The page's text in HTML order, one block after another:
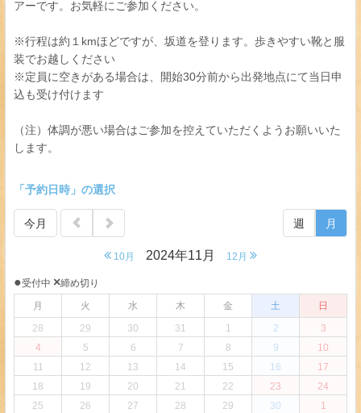
アーです。お気軽にご参加ください。
※行程は約１kmほどですが、坂道を登ります。歩きやすい靴と服
装でお越しください
※定員に空きがある場合は、開始30分前から出発地点にて当日申
込も受け付けます
（注）体調が悪い場合はご参加を控えていただくようお願いいた
します。
「予約日時」の選択
今月
10月 2024年11月 12月
週 月
●受付中 ×締め切り
月
火 水 木 金 土
日
28
29 30 31 1 2
3
4
5 6 7 8 9
10
11
12 13 14 15 16
17
18
19 20 21 22 23
24
25
26 27 28 29 30 1